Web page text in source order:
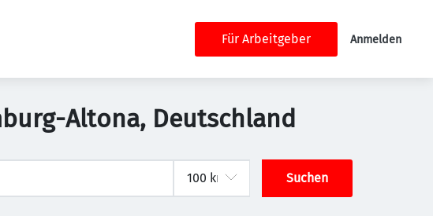
Für Arbeitgeber Anmelden
Altona, Deutschland
Suchen